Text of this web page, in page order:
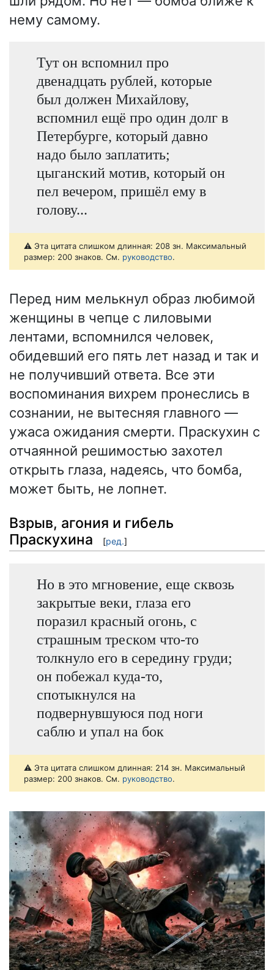
нему самому.
Тут он вспомнил про
двенадцать рублей, которые
был должен Михайлову,
вспомнил ещё про один долг в
Петербурге, который давно
надо было заплатить;
цыганский мотив, который он
пел вечером, пришёл ему в
голову...
⚠️ Эта цитата слишком длинная: 208 зн. Максимальный
размер: 200 знаков. См. руководство.
Перед ним мелькнул образ любимой
женщины в чепце с лиловыми
лентами, вспомнился человек,
обидевший его пять лет назад и так и
не получивший ответа. Все эти
воспоминания вихрем пронеслись в
сознании, не вытесняя главного —
ужаса ожидания смерти. Праскухин с
отчаянной решимостью захотел
открыть глаза, надеясь, что бомба,
может быть, не лопнет.
Взрыв, агония и гибель
Праскухина
[ред.]
Но в это мгновение, еще сквозь
закрытые веки, глаза его
поразил красный огонь, с
страшным треском что-то
толкнуло его в середину груди;
он побежал куда-то,
спотыкнулся на
подвернувшуюся под ноги
саблю и упал на бок
⚠️ Эта цитата слишком длинная: 214 зн. Максимальный
размер: 200 знаков. См. руководство.